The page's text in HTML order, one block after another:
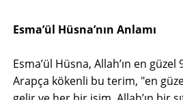
Esma’ül Hüsna’nın Anlamı
Esma’ül Hüsna, Allah’ın en
Arapça kökenli bu terim, "en